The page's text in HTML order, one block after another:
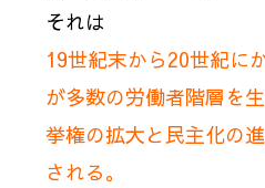
それは
19世紀末から20世紀に
が多数の労働者階層を
挙権の拡大と民主化の
される。